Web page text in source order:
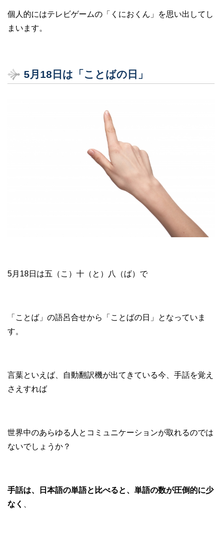
個人的にはテレビゲームの「くにおくん」を思い出してし
まいます。
5月18日は「ことばの日」
5月18日は五（こ）十（と）八（ば）で
「ことば」の語呂合せから「ことばの日」となっていま
す。
言葉といえば、自動翻訳機が出てきている今、手話を覚え
さえすれば
世界中のあらゆる人とコミュニケーションが取れるのでは
ないでしょうか？
手話は、日本語の単語と比べると、単語の数が圧倒的に少
なく